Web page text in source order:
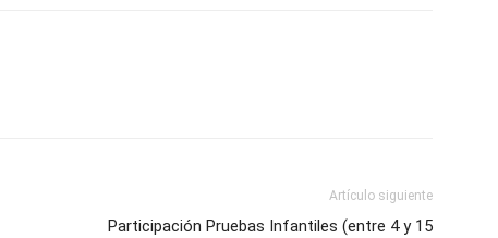
Artículo siguiente
Participación Pruebas Infantiles (entre 4 y 15